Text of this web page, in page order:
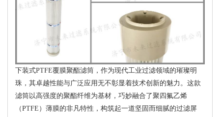
下装式PTFE覆膜聚酯滤筒，作为现代工业过滤领域的璀璨明
珠，其卓越性能与广泛应用无不彰显着技术创新的魅力。这款
滤筒以高强度的聚酯纤维为基材，巧妙融合了聚四氟乙烯
（PTFE）薄膜的非凡特性，构筑起一道坚固而细腻的过滤屏